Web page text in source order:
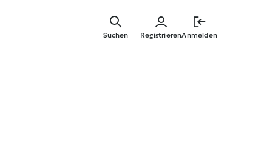
RegistrierenAnmelden
Suchen